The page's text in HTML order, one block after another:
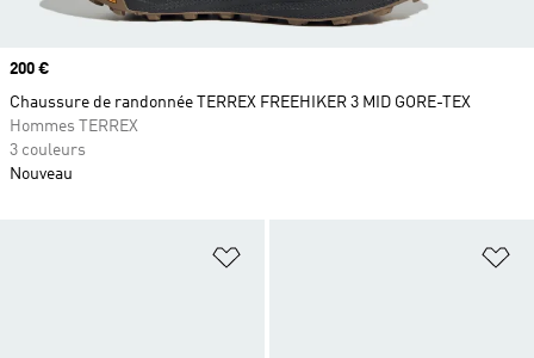
Ajouter à la Liste de produits
Prix
200 €
Chaussure de randonnée TERREX FREEHIKER 3 MID GORE-TEX
Hommes TERREX
3 couleurs
Nouveau